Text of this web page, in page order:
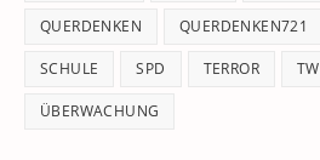
QUERDENKEN QUERDENKEN721
SCHULE SPD TERROR
ÜBERWACHUNG